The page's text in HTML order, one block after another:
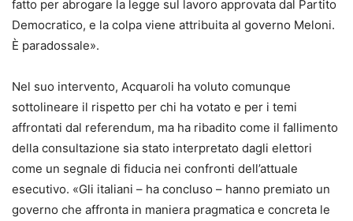
fatto per abrogare la legge sul lavoro approvata dal Partito
Democratico, e la colpa viene attribuita al governo Meloni.
È paradossale».
Nel suo intervento, Acquaroli ha voluto comunque
sottolineare il rispetto per chi ha votato e per i temi
affrontati dal referendum, ma ha ribadito come il fallimento
della consultazione sia stato interpretato dagli elettori
come un segnale di fiducia nei confronti dell’attuale
esecutivo. «Gli italiani – ha concluso – hanno premiato un
governo che affronta in maniera pragmatica e concreta le